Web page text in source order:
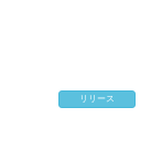
リリース